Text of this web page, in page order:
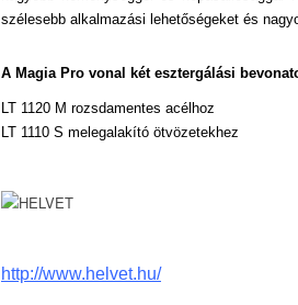
szélesebb alkalmazási lehetőségeket és
A Magia Pro vonal két esztergálási
LT 1120 M rozsdamentes acélhoz
LT 1110 S melegalakító ötvözetekhez
http://www.helvet.hu/